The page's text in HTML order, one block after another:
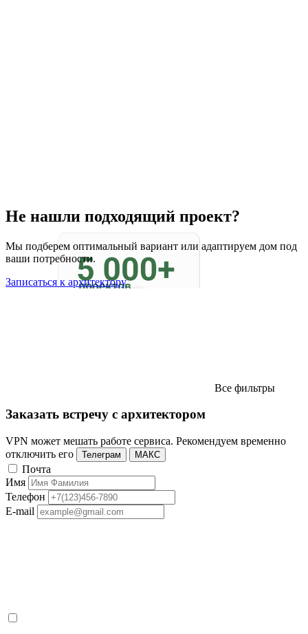
Не нашли подходящий проект?
Мы подберем оптимальный вариант или адаптируем дом под
ваши потребности.
Записаться к архитектору
Все фильтры
Заказать встречу с архитектором
VPN может мешать работе сервиса. Рекомендуем временно
отключить его
Телеграм МАКС
Почта
Имя
Телефон
E-mail